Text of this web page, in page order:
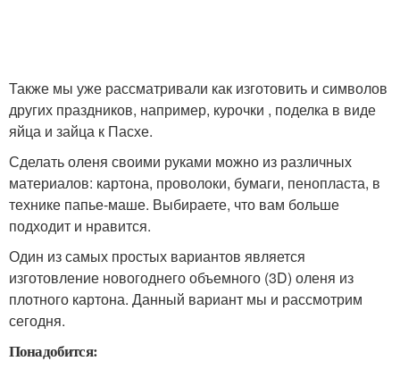
Также мы уже рассматривали как изготовить и символов
других праздников, например, курочки , поделка в виде
яйца и зайца к Пасхе.
Сделать оленя своими руками можно из различных
материалов: картона, проволоки, бумаги, пенопласта, в
технике папье-маше. Выбираете, что вам больше
подходит и нравится.
Один из самых простых вариантов является
изготовление новогоднего объемного (3D) оленя из
плотного картона. Данный вариант мы и рассмотрим
сегодня.
Понадобится: